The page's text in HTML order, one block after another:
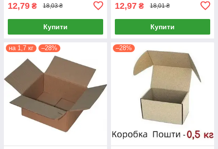
12,79 ₴ 18,03 ₴
Купити
12,97 ₴ 18,01 ₴
Купити
на 1,7 кг –28% –28%